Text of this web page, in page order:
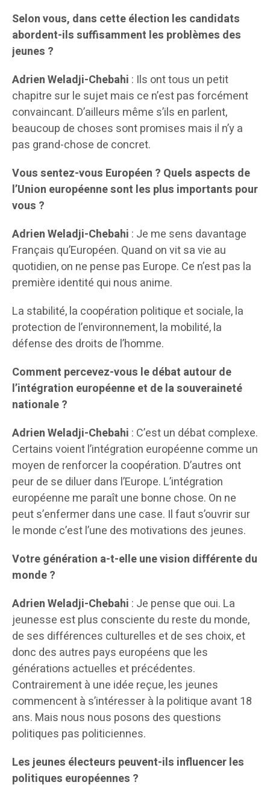
Selon vous, dans cette élection les candidats
abordent-ils suffisamment les problèmes des
jeunes ?
Adrien Weladji-Chebahi : Ils ont tous un petit
chapitre sur le sujet mais ce n’est pas forcément
convaincant. D’ailleurs même s’ils en parlent,
beaucoup de choses sont promises mais il n’y a
pas grand-chose de concret.
Vous sentez-vous Européen ? Quels aspects de
l’Union européenne sont les plus importants pour
vous ?
Adrien Weladji-Chebahi : Je me sens davantage
Français qu’Européen. Quand on vit sa vie au
quotidien, on ne pense pas Europe. Ce n’est pas la
première identité qui nous anime.
La stabilité, la coopération politique et sociale, la
protection de l’environnement, la mobilité, la
défense des droits de l’homme.
Comment percevez-vous le débat autour de
l’intégration européenne et de la souveraineté
nationale ?
Adrien Weladji-Chebahi : C’est un débat complexe.
Certains voient l’intégration européenne comme un
moyen de renforcer la coopération. D’autres ont
peur de se diluer dans l’Europe. L’intégration
européenne me paraît une bonne chose. On ne
peut s’enfermer dans une case. Il faut s’ouvrir sur
le monde c’est l’une des motivations des jeunes.
Votre génération a-t-elle une vision différente du
monde ?
Adrien Weladji-Chebahi : Je pense que oui. La
jeunesse est plus consciente du reste du monde,
de ses différences culturelles et de ses choix, et
donc des autres pays européens que les
générations actuelles et précédentes.
Contrairement à une idée reçue, les jeunes
commencent à s’intéresser à la politique avant 18
ans. Mais nous nous posons des questions
politiques pas politiciennes.
Les jeunes électeurs peuvent-ils influencer les
politiques européennes ?